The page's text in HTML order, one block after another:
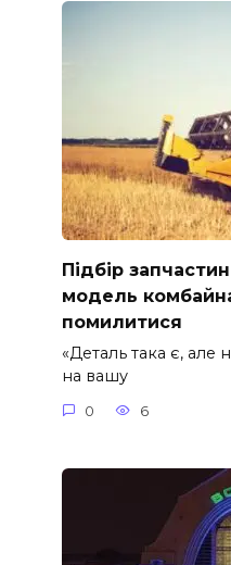
Підбір
модель
помилитися
«Деталь така є, але
на вашу
0 6